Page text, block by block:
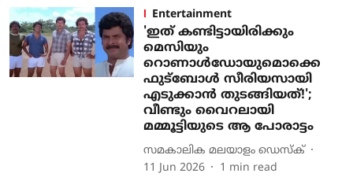
Entertainment
'ഇത് കണ്ടിട്ടായിരിക്കും
മെസിയും
റൊണാൾഡോയുമൊക്കെ
ഫുട്ബോൾ സീരിയസായി
എടുക്കാൻ തുടങ്ങിയത്!';
വീണ്ടും വൈറലായി
മമ്മൂട്ടിയുടെ ആ പോരാട്ടം
സമകാലിക മലയാളം ഡെസ്ക്
11 Jun 2026
1 min read